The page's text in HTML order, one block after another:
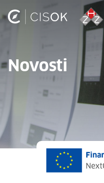
Novosti